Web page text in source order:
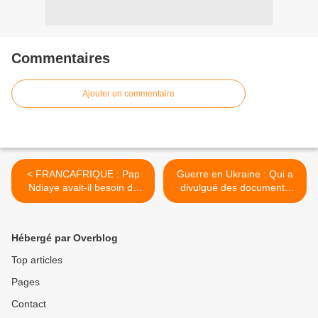
Commentaires
Ajouter un commentaire
< FRANCAFRIQUE : Pap
Ndiaye avait-il besoin de
sacrifier Franklin Nyamsi
les autres ?
Guerre en Ukraine : Qui a
divulgué des documents
américains top secrets et
Hébergé par Overblog
Top articles
Pages
Contact